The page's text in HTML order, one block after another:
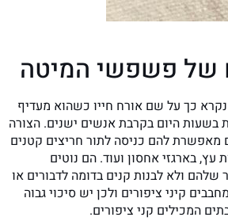
של פשפשי המיטה
כך על שם אורח חייו כשהוא מעדיף
בשעות היום בקרבת אנשים ישנים. הצורה
להם כניסה לתור חריצים קטנים
עץ, בארגזי אחסון ועוד. הם נוטים
ולא לבנות קנים בדומה לדבורים או
קיני ציפורים ולכן יש סיכוי גבוה
המכילים קני ציפורים.